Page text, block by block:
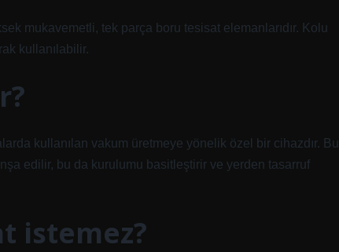
mukavemetli, tek parça boru tesisat elemanlarıdır. Kolu
kullanılabilir.
kullanılan vakum üretmeye yönelik özel bir cihazdır. Bu
edilir, bu da kurulumu basitleştirir ve yerden tasarruf
istemez?